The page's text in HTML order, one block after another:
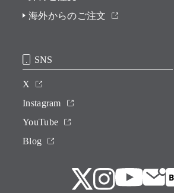
海外からのご注文
SNS
X
Instagram
YouTube
Blog